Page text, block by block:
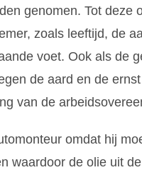
genomen. Tot deze
zoals leeftijd, de
voet. Ook als de
de aard en de
van de
omdat hij
waardoor de olie uit